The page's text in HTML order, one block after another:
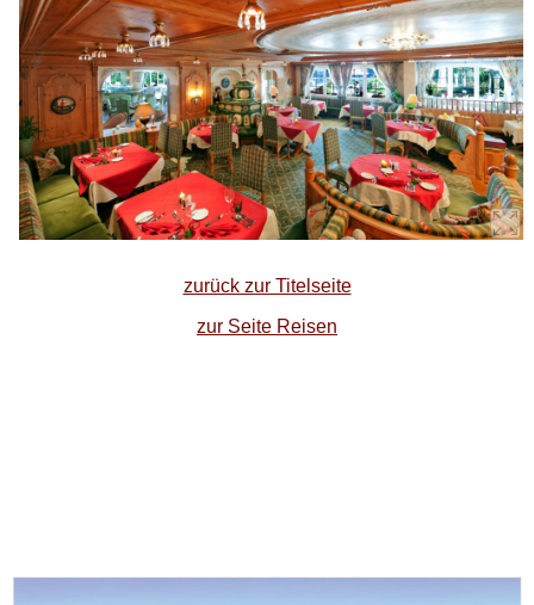
zurück zur Titelseite
zur Seite Reisen